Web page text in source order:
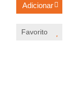
Adicionar
Favorito